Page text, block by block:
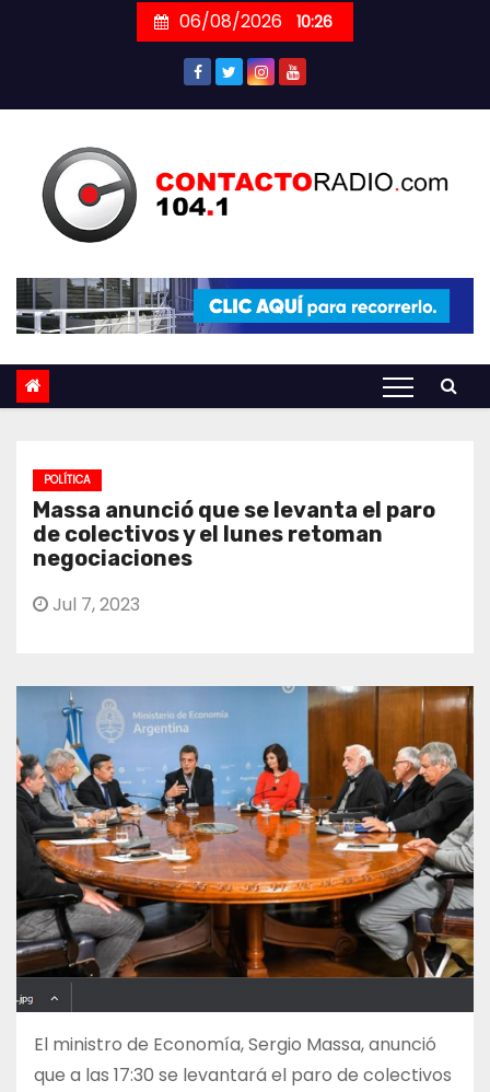
06/08/2026 10:26
POLÍTICA
Massa anunció que se levanta el paro
de colectivos y el lunes retoman
negociaciones
Jul 7, 2023
El ministro de Economía, Sergio Massa, anunció
que a las 17:30 se levantará el paro de colectivos